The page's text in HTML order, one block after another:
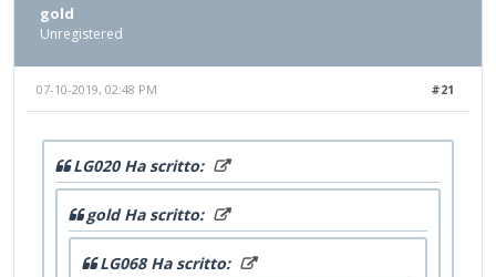
gold
Unregistered
#21
07-10-2019, 02:48 PM
LG020 Ha scritto:
gold Ha scritto:
LG068 Ha scritto: